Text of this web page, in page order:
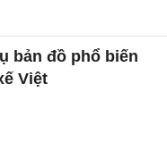
bản đồ phổ biến
Việt